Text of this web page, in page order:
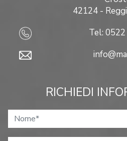
42124 -
Tel:
RICHIEDI